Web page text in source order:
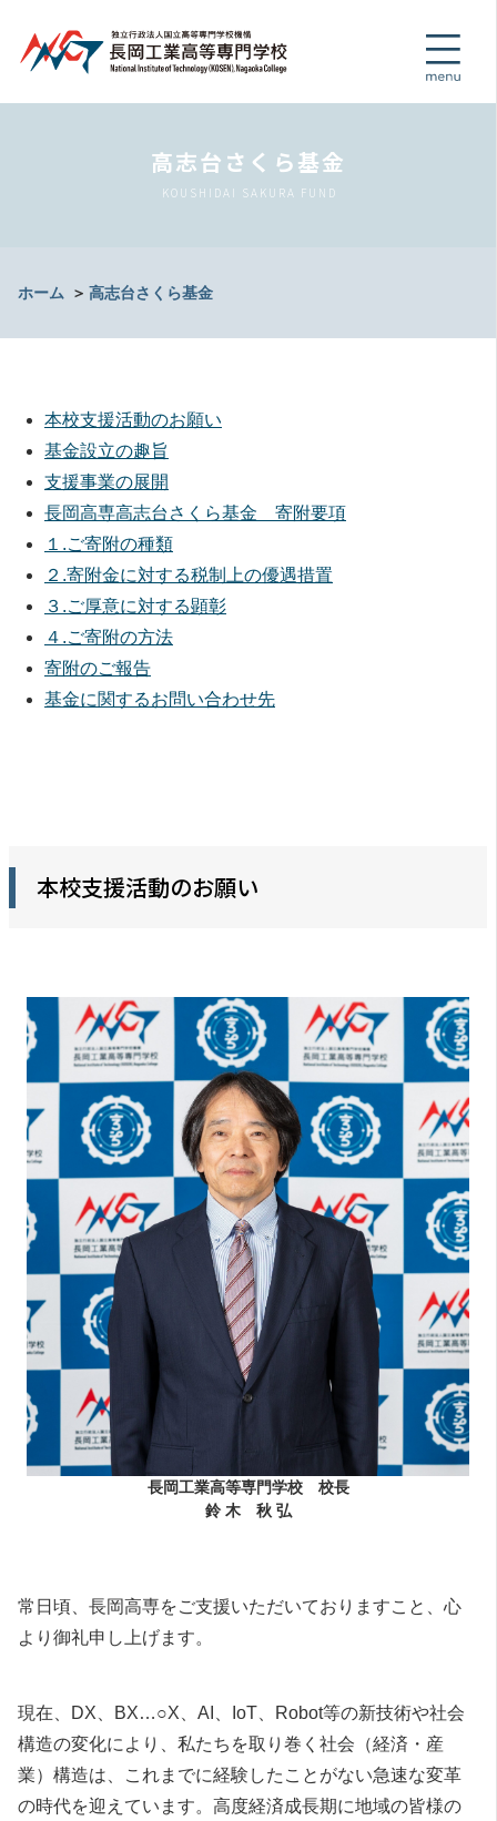
高志台さくら基金
KOUSHIDAI SAKURA FUND
ホーム ＞ 高志台さくら基金
本校支援活動のお願い
基金設立の趣旨
支援事業の展開
長岡高専高志台さくら基金 寄附要項
１.ご寄附の種類
２.寄附金に対する税制上の優遇措置
３.ご厚意に対する顕彰
４.ご寄附の方法
寄附のご報告
基金に関するお問い合わせ先
本校支援活動のお願い
長岡工業高等専門学校 校長
鈴 木 秋 弘
常日頃、長岡高専をご支援いただいておりますこと、心
より御礼申し上げます。
現在、DX、BX…○X、AI、IoT、Robot等の新技術や社会
構造の変化により、私たちを取り巻く社会（経済・産
業）構造は、これまでに経験したことがない急速な変革
の時代を迎えています。高度経済成長期に地域の皆様の